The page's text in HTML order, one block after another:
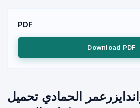
PDF
Download PDF
الحمادي تحميل